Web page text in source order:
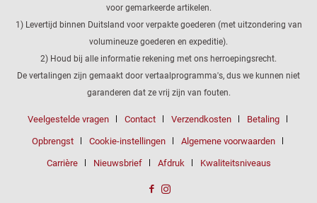
voor gemarkeerde artikelen.
1) Levertijd binnen Duitsland voor verpakte goederen (met uitzondering van
volumineuze goederen en expeditie).
2) Houd bij alle informatie rekening met ons herroepingsrecht.
De vertalingen zijn gemaakt door vertaalprogramma's, dus we kunnen niet
garanderen dat ze vrij zijn van fouten.
Veelgestelde vragen Contact Verzendkosten Betaling
Opbrengst Cookie-instellingen Algemene voorwaarden
Carrière Nieuwsbrief Afdruk Kwaliteitsniveaus